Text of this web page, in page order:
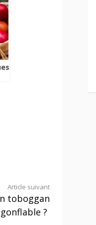
Article suivant
toboggan
gonflable ?